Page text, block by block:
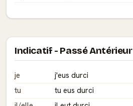
Indicatif - Passé Antérieur
je
j'eus durci
tu
tu eus durci